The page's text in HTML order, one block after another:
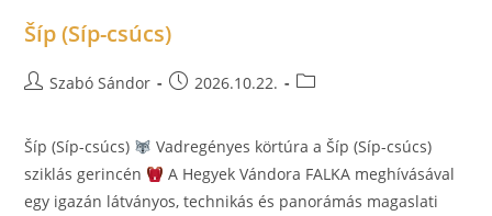
Šíp (Síp-csúcs)
Szabó Sándor 2026.10.22.
Šíp (Síp-csúcs)
Vadregényes körtúra a Šíp (Síp-csúcs)
sziklás gerincén
A Hegyek Vándora FALKA meghívásával
egy igazán látványos, technikás és panorámás magaslati